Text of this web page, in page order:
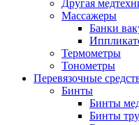
Другая
Массажеры
Банки
Термометры
Тонометры
Перевязочные
Бинты
Бинты
Бинты